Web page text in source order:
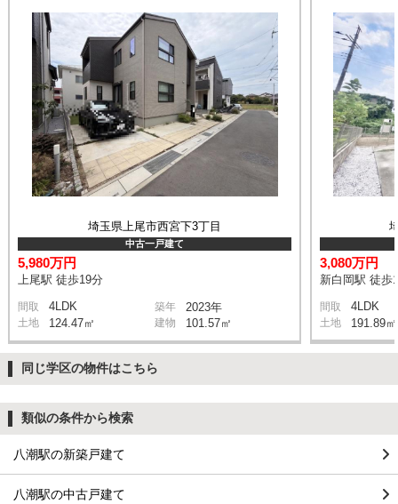
埼玉県上尾市西宮下3丁目
中古一戸建て
5,980万円
上尾駅 徒歩19分
間取 4LDK 築年 2023年
土地 124.47㎡ 建物 101.57㎡
3,080万円
新白岡駅 徒歩
間取 4LDK
土地 191.89㎡
同じ学区の物件はこちら
類似の条件から検索
八潮駅の新築戸建て
八潮駅の中古戸建て